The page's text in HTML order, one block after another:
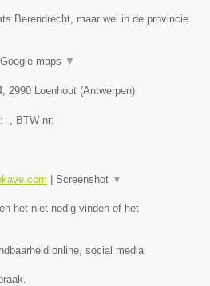
Berendrecht, maar wel in de provincie
Google maps ▼
2990 Loenhout (Antwerpen)
- , BTW-nr: -
Screenshot ▼
het niet nodig vinden of het
online, social media